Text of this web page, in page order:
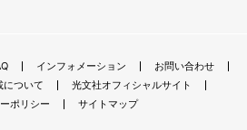
インフォメーション
お問い合わせ
について
光文社オフィシャルサイト
ポリシー
サイトマップ